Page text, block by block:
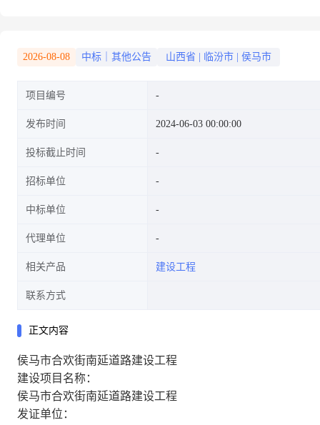
2026-08-08 中标｜其他公告 山西省 临汾市 侯马市
项目编号
发布时间 2024-06-03 00:00:00
投标截止时间
招标单位
中标单位
代理单位
相关产品 建设工程
联系方式
正文内容
侯马市合欢街南延道路建设工程
建设项目名称：
侯马市合欢街南延道路建设工程
发证单位：